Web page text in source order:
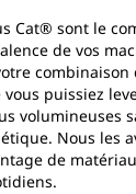
Cat® sont le
de vos
puissiez
volumineuses
Nous les
de